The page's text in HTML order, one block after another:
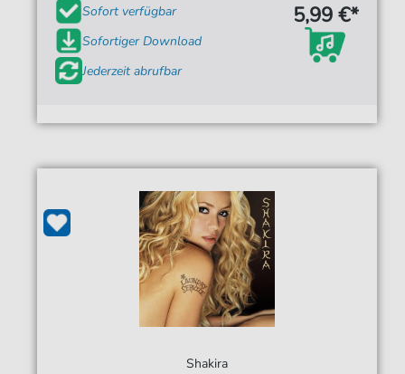
Sofort verfügbar
Sofortiger Download
Jederzeit abrufbar
5,99 €*
Shakira